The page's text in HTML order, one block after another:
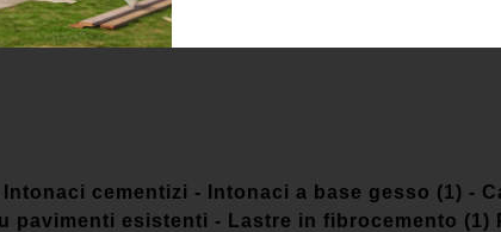
cementizi - Intonaci a base gesso (1) -
pavimenti esistenti - Lastre in fibrocemento (1)